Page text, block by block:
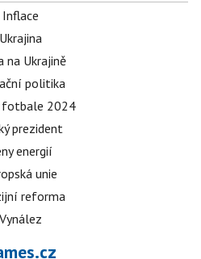
Inflace
Ukrajina
na Ukrajině
politika
fotbale 2024
prezident
energií
unie
reforma
Vynález